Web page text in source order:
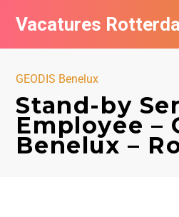
Vacatures
GEODIS Benelux
Stand-by
Employee –
Benelux –
Vacatures per bedrijf
Nieuwsbrief feed